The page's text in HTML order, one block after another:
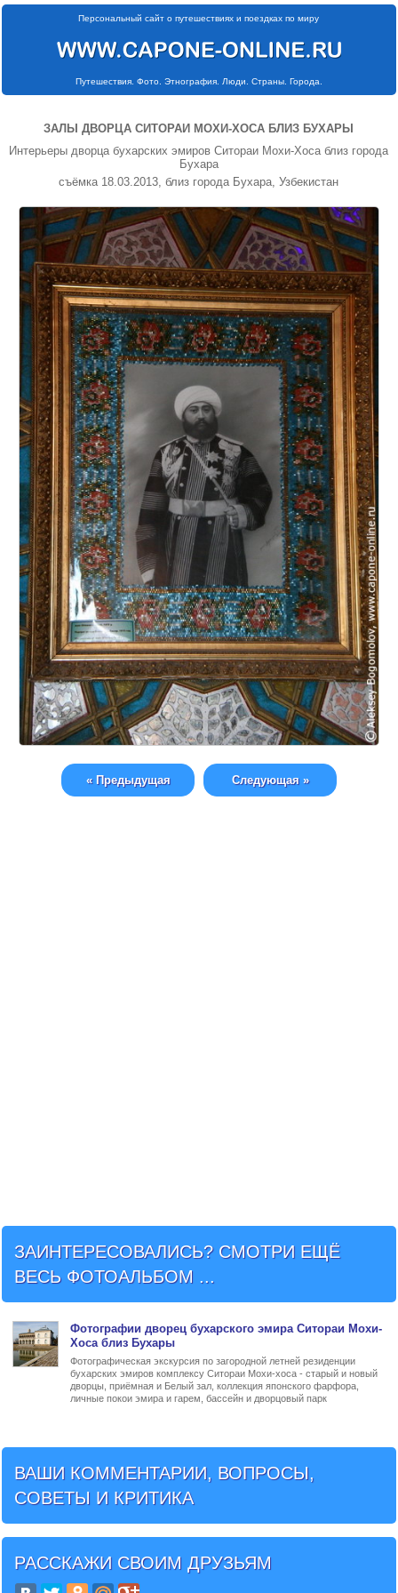
Персональный сайт о путешествиях и поездках по миру
Путешествия. Фото. Этнография. Люди. Страны. Города.
ЗАЛЫ ДВОРЦА СИТОРАИ МОХИ-ХОСА БЛИЗ БУХАРЫ
Интерьеры дворца бухарских эмиров Ситораи Мохи-Хоса близ города
Бухара
съёмка 18.03.2013, близ города Бухара, Узбекистан
« Предыдущая Следующая »
ЗАИНТЕРЕСОВАЛИСЬ? СМОТРИ ЕЩЁ
ВЕСЬ ФОТОАЛЬБОМ ...
Фотографии дворец бухарского эмира Ситораи Мохи-
Хоса близ Бухары
Фотографическая экскурсия по загородной летней резиденции
бухарских эмиров комплексу Ситораи Мохи-хоса - старый и новый
дворцы, приёмная и Белый зал, коллекция японского фарфора,
личные покои эмира и гарем, бассейн и дворцовый парк
ВАШИ КОММЕНТАРИИ, ВОПРОСЫ,
СОВЕТЫ И КРИТИКА
РАССКАЖИ СВОИМ ДРУЗЬЯМ